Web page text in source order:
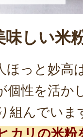
しい米
ほっと妙高
個性を活か
組んでいま
カリの米粉